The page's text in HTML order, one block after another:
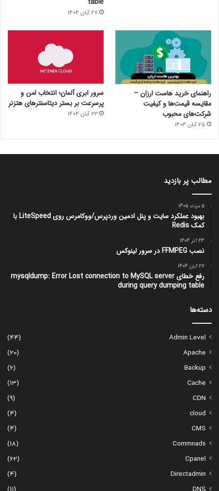
27 آبان 1404
راهنمای خرید هاست ارزان –
مقایسه قیمت‌ها و کیفیت
شرکت‌های محبوب
25 آبان 1404
سرور ابری آلمان؛ انتخاب امن و
پرسرعت بر بستر دیتاسنترهای هتزنر
23 آبان 1404
مطالب پر بازدید
5 مرداد 1405
بهبود عملکرد سایت و پنل ادمین وردپرس/ووکامرس روی LiteSpeed با
کمک Redis
23 آذر 1404
نصب FFMPEG در سرور لینوکس
27 آبان 1404
رفع خطای mysqldump: Error Lost connection to MySQL server
during query dumping table
دسته‌ها
Admin Level
(44)
Apache
(20)
Backup
(6)
Cache
(13)
CDN
(9)
cloud
(4)
CMS
(4)
Commnads
(18)
Cpanel
(62)
Directadmin
(4)